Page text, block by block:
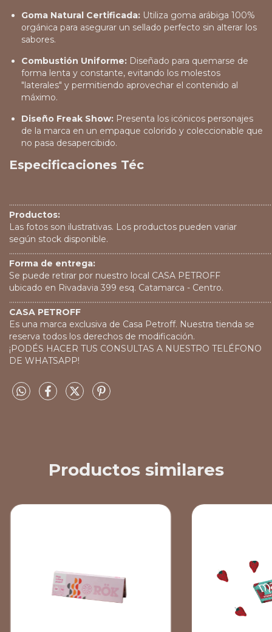
Goma Natural Certificada: Utiliza goma arábiga 100%
orgánica para asegurar un sellado perfecto sin alterar los
sabores.
Combustión Uniforme: Diseñado para quemarse de
forma lenta y constante, evitando los molestos
"laterales" y permitiendo aprovechar el contenido al
máximo.
Diseño Freak Show: Presenta los icónicos personajes
de la marca en un empaque colorido y coleccionable que
no pasa desapercibido.
Especificaciones Téc
Productos:
Las fotos son ilustrativas. Los productos pueden variar
según stock disponible.
Forma de entrega:
Se puede retirar por nuestro local CASA PETROFF
ubicado en Rivadavia 399 esq. Catamarca - Centro.
CASA PETROFF
Es una marca exclusiva de Casa Petroff. Nuestra tienda se
reserva todos los derechos de modificación.
¡PODÉS HACER TUS CONSULTAS A NUESTRO TELÉFONO
DE WHATSAPP!
Productos similares